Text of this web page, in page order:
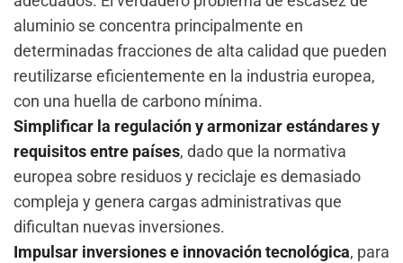
aluminio se concentra principalmente en
determinadas fracciones de alta calidad que pueden
reutilizarse eficientemente en la industria europea,
con una huella de carbono mínima.
Simplificar la regulación y armonizar estándares y
requisitos entre países, dado que la normativa
europea sobre residuos y reciclaje es demasiado
compleja y genera cargas administrativas que
dificultan nuevas inversiones.
Impulsar inversiones e innovación tecnológica, para